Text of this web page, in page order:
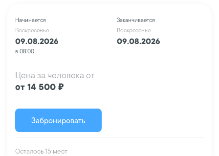
Начинается
Воскресенье
09.08.2026
в 08:00
Заканчивается
Воскресенье
09.08.2026
Цена за человека от
от 14 500 ₽
Забронировать
Осталось 15 мест